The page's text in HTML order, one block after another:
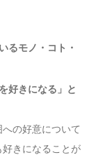
るモノ・コト・
好きになる」と
の好意について
きになることが